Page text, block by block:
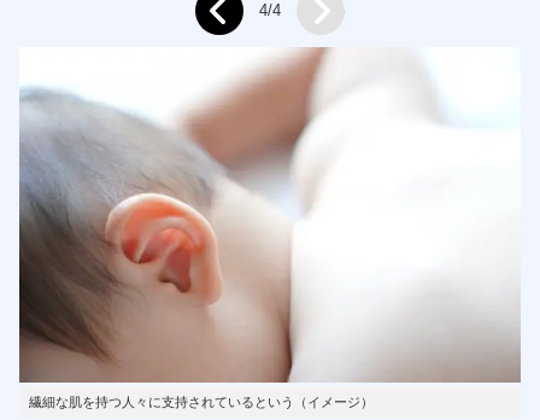
繊細な肌を持つ人々に支持されているという（イメージ）
Prev 4/4